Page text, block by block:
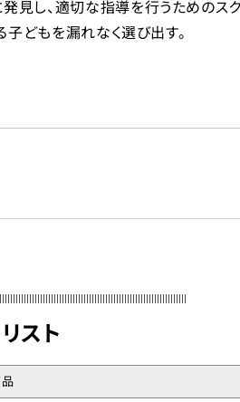
見し、適切な指導を行うためのスク
どもを漏れなく選び出す。
スト
ージ会社案内個人情報についてリ